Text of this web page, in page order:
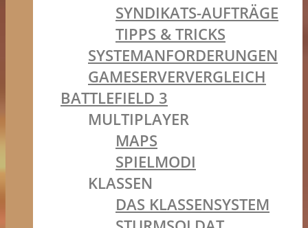
SYNDIKATS-AUFTRÄGE
TIPPS & TRICKS
SYSTEMANFORDERUNGEN
GAMESERVERVERGLEICH
BATTLEFIELD 3
MULTIPLAYER
MAPS
SPIELMODI
KLASSEN
DAS KLASSENSYSTEM